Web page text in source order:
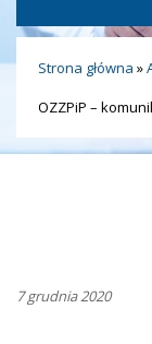
Strona główna »
OZZPiP –
7 grudnia 2020